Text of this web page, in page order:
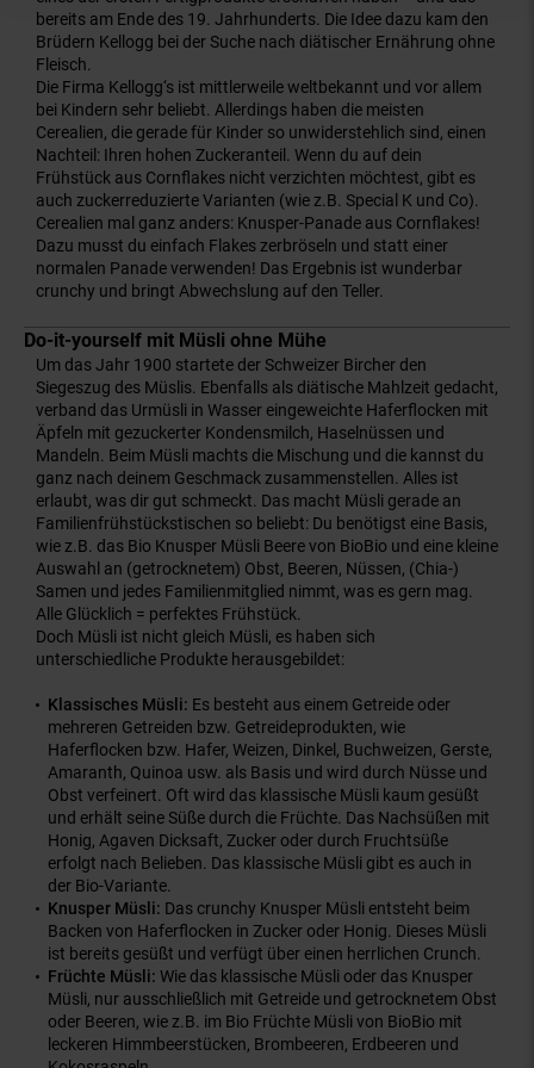
bereits am Ende des 19. Jahrhunderts. Die Idee dazu kam den
Brüdern Kellogg bei der Suche nach diätischer Ernährung ohne
Fleisch.
Die Firma Kellogg‘s ist mittlerweile weltbekannt und vor allem
bei Kindern sehr beliebt. Allerdings haben die meisten
Cerealien, die gerade für Kinder so unwiderstehlich sind, einen
Nachteil: Ihren hohen Zuckeranteil. Wenn du auf dein
Frühstück aus Cornflakes nicht verzichten möchtest, gibt es
auch zuckerreduzierte Varianten (wie z.B. Special K und Co).
Cerealien mal ganz anders: Knusper-Panade aus Cornflakes!
Dazu musst du einfach Flakes zerbröseln und statt einer
normalen Panade verwenden! Das Ergebnis ist wunderbar
crunchy und bringt Abwechslung auf den Teller.
Do-it-yourself mit Müsli ohne Mühe
Um das Jahr 1900 startete der Schweizer Bircher den
Siegeszug des Müslis. Ebenfalls als diätische Mahlzeit gedacht,
verband das Urmüsli in Wasser eingeweichte Haferflocken mit
Äpfeln mit gezuckerter Kondensmilch, Haselnüssen und
Mandeln. Beim Müsli machts die Mischung und die kannst du
ganz nach deinem Geschmack zusammenstellen. Alles ist
erlaubt, was dir gut schmeckt. Das macht Müsli gerade an
Familienfrühstückstischen so beliebt: Du benötigst eine Basis,
wie z.B. das Bio Knusper Müsli Beere von BioBio und eine kleine
Auswahl an (getrocknetem) Obst, Beeren, Nüssen, (Chia-)
Samen und jedes Familienmitglied nimmt, was es gern mag.
Alle Glücklich = perfektes Frühstück.
Doch Müsli ist nicht gleich Müsli, es haben sich
unterschiedliche Produkte herausgebildet:
Klassisches Müsli: Es besteht aus einem Getreide oder
mehreren Getreiden bzw. Getreideprodukten, wie
Haferflocken bzw. Hafer, Weizen, Dinkel, Buchweizen, Gerste,
Amaranth, Quinoa usw. als Basis und wird durch Nüsse und
Obst verfeinert. Oft wird das klassische Müsli kaum gesüßt
und erhält seine Süße durch die Früchte. Das Nachsüßen mit
Honig, Agaven Dicksaft, Zucker oder durch Fruchtsüße
erfolgt nach Belieben. Das klassische Müsli gibt es auch in
der Bio-Variante.
Knusper Müsli: Das crunchy Knusper Müsli entsteht beim
Backen von Haferflocken in Zucker oder Honig. Dieses Müsli
ist bereits gesüßt und verfügt über einen herrlichen Crunch.
Früchte Müsli: Wie das klassische Müsli oder das Knusper
Müsli, nur ausschließlich mit Getreide und getrocknetem Obst
oder Beeren, wie z.B. im Bio Früchte Müsli von BioBio mit
leckeren Himmbeerstücken, Brombeeren, Erdbeeren und